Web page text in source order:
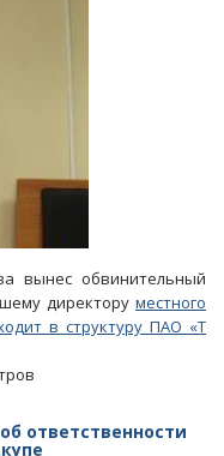
вынес обвинительный
директору местного
в структуру ПАО «Т
ответственности